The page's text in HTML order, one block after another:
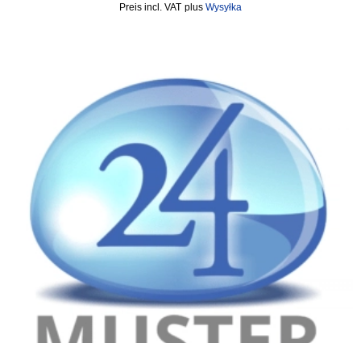
incl. VAT plus Wysyłka